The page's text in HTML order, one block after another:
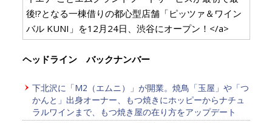
後!?となる一棟借りの都心型店舗「ピッツァ＆ワイン
バル KUNI」を12月24日、渋谷にオープン！</a>
ヘッドライン バックナンバー
下北沢に「M2（エムニ）」が開業。焼鳥「玉屋」や「つ
かんと」出身オーナー、もつ焼きにホッピーからナチュ
ラルワインまで、もつ焼き屋の在り方をアップデート